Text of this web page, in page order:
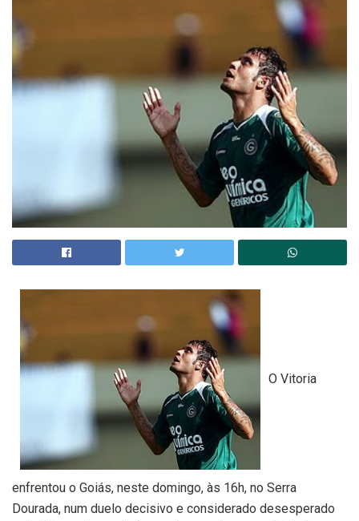
O Vitoria
enfrentou o Goiás, neste domingo, às 16h, no Serra
Dourada, num duelo decisivo e considerado desesperado